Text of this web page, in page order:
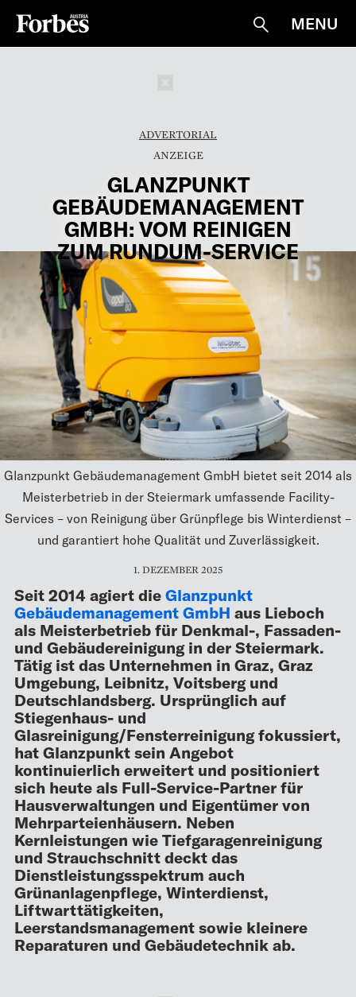
Suche
MENU
ADVERTORIAL
GLANZPUNKT
GEBÄUDEMANAGEMENT
GMBH: VOM REINIGEN
ZUM RUNDUM-SERVICE
Glanzpunkt Gebäudemanagement GmbH bietet seit 2014 als
Meisterbetrieb in der Steiermark umfassende Facility-
Services – von Reinigung über Grünpflege bis Winterdienst –
und garantiert hohe Qualität und Zuverlässigkeit.
1. DEZEMBER 2025
Seit 2014 agiert die Glanzpunkt
Gebäudemanagement GmbH aus Lieboch
als Meisterbetrieb für Denkmal-, Fassaden-
und Gebäudereinigung in der Steiermark.
Tätig ist das Unternehmen in Graz, Graz
Umgebung, Leibnitz, Voitsberg und
Deutschlandsberg. Ursprünglich auf
Stiegenhaus- und
Glasreinigung/Fensterreinigung fokussiert,
hat Glanzpunkt sein Angebot
kontinuierlich erweitert und positioniert
sich heute als Full-Service-Partner für
Hausverwaltungen und Eigentümer von
Mehrparteienhäusern. Neben
Kernleistungen wie Tiefgaragenreinigung
und Strauchschnitt deckt das
Dienstleistungsspektrum auch
Grünanlagenpflege, Winterdienst,
Liftwarttätigkeiten,
Leerstandsmanagement sowie kleinere
Reparaturen und Gebäudetechnik ab.